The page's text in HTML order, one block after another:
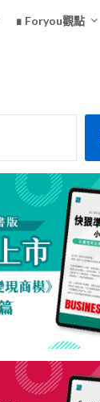
∎ Foryou觀點